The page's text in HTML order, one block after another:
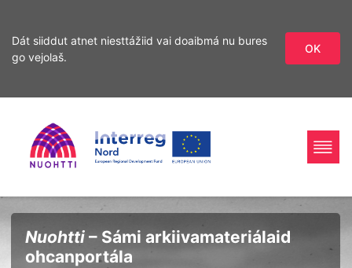
Dát siiddut atnet niesttážiid vai doaibmá nu bures
go vejolaš.
OK
ohcamii
sisdollui
Home
Page
Interreg
Nord
Ohcan
Nuohtti – Sámi arkiivamateriálaid
ohcanportála